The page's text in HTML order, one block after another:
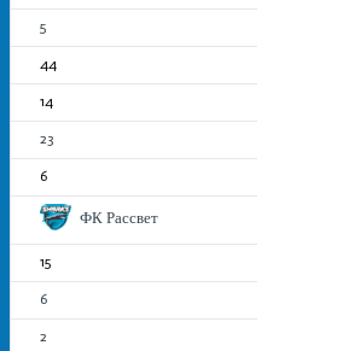
5
44
14
23
6
ФК Рассвет
15
6
2